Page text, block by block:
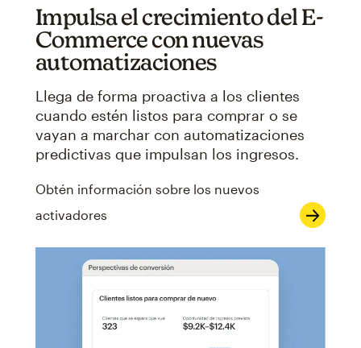
Impulsa el crecimiento del E-
Commerce con nuevas
automatizaciones
Llega de forma proactiva a los clientes
cuando estén listos para comprar o se
vayan a marchar con automatizaciones
predictivas que impulsan los ingresos.
Obtén información sobre los nuevos
activadores